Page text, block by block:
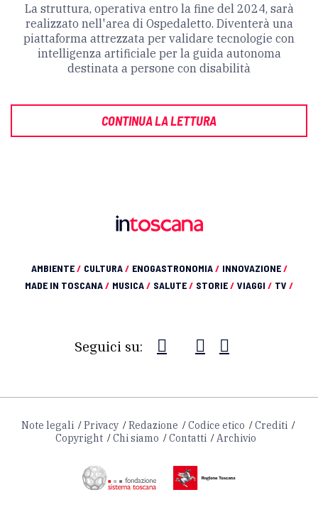
La struttura, operativa entro la fine del 2024, sarà
realizzato nell'area di Ospedaletto. Diventerà una
piattaforma attrezzata per validare tecnologie con
intelligenza artificiale per la guida autonoma
destinata a persone con disabilità
CONTINUA LA LETTURA
AMBIENTE/ CULTURA/ ENOGASTRONOMIA/ INNOVAZIONE/
MADE IN TOSCANA/ MUSICA/ SALUTE/ STORIE/ VIAGGI / TV /
Seguici su:
Note legali Privacy Redazione Codice etico
Crediti
Copyright
Chi siamo Contatti Archivio